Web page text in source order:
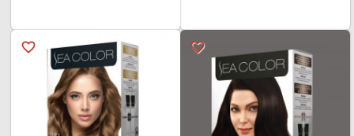
favorite_border
favorite_border